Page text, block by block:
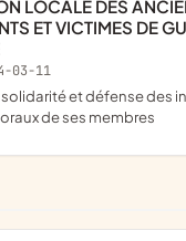
ET VICTIMES DE
03-11
de ses membres